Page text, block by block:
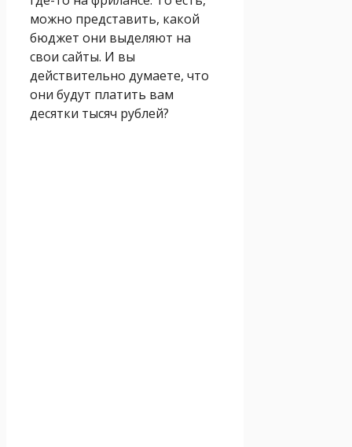
можно представить, какой
бюджет они выделяют на
свои сайты. И вы
действительно думаете, что
они будут платить вам
десятки тысяч рублей?